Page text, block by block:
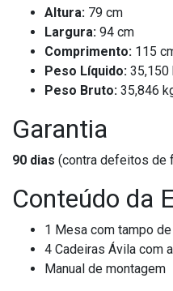
Altura: 79 cm
Largura: 94 cm
Comprimento: 115
Peso Líquido: 35,150
Peso Bruto: 35,846
Garantia
90 dias (contra defeitos de
Conteúdo da
1 Mesa com tampo
4 Cadeiras Ávila com
Manual de montagem